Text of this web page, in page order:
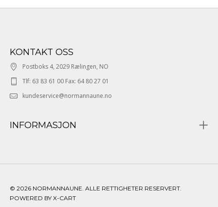
KONTAKT OSS
Postboks 4, 2029 Rælingen, NO
Tlf: 63 83 61 00 Fax: 64 80 27 01
kundeservice@normannaune.no
INFORMASJON
© 2026 NORMANNAUNE. ALLE RETTIGHETER RESERVERT.
POWERED BY X-CART